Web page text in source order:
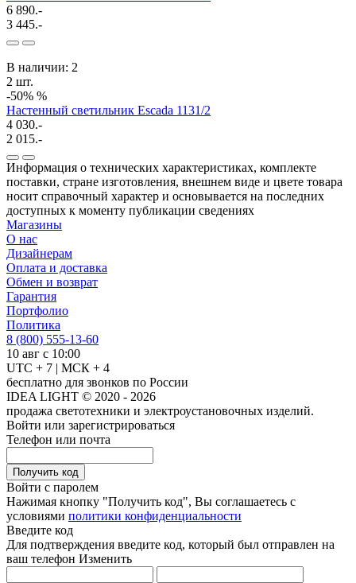
6 890.-
3 445.-
В наличии: 2
2 шт.
-50% %
Настенный светильник Escada 1131/2
4 030.-
2 015.-
Информация о технических характеристиках, комплекте
поставки, стране изготовления, внешнем виде и цвете товара
носит справочный характер и основывается на последних
доступных к моменту публикации сведениях
Магазины
О нас
Дизайнерам
Оплата и доставка
Обмен и возврат
Гарантия
Портфолио
Политика
8 (800) 555-13-60
10 авг с 10:00
UTC + 7 | МСК + 4
бесплатно для звонков по России
IDEA LIGHT © 2020 - 2026
продажа светотехники и электроустановочных изделий.
Войти или зарегистрироваться
Телефон или почта
Получить код
Войти с паролем
Нажимая кнопку "Получить код", Вы соглашаетесь с
условиями политики конфиденциальности
Введите код
Для подтверждения введите код, который был отправлен на
ваш телефон Изменить